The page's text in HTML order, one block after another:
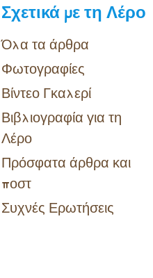
Σχετικά με τη Λέρο
Όλα τα άρθρα
Φωτογραφίες
Βίντεο Γκαλερί
Βιβλιογραφία για τη
Λέρο
Πρόσφατα άρθρα και
ποστ
Συχνές Ερωτήσεις